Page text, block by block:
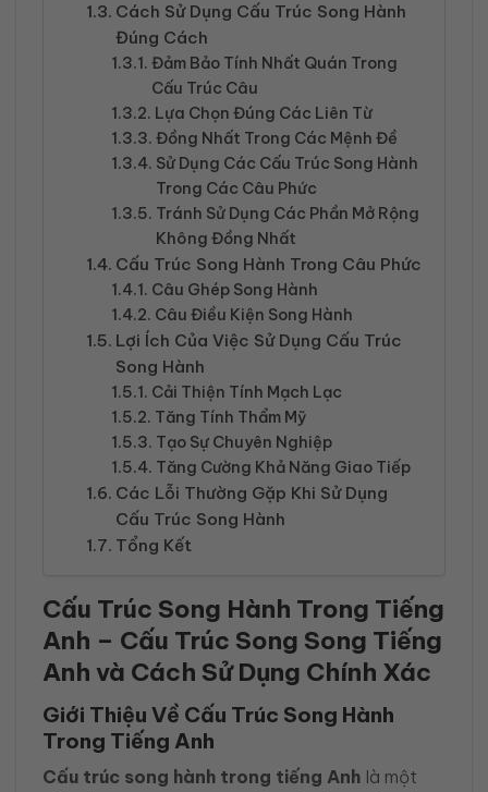
Cách Sử Dụng Cấu Trúc Song Hành
Đúng Cách
Đảm Bảo Tính Nhất Quán Trong
Cấu Trúc Câu
Lựa Chọn Đúng Các Liên Từ
Đồng Nhất Trong Các Mệnh Đề
Sử Dụng Các Cấu Trúc Song Hành
Trong Các Câu Phức
Tránh Sử Dụng Các Phần Mở Rộng
Không Đồng Nhất
Cấu Trúc Song Hành Trong Câu Phức
Câu Ghép Song Hành
Câu Điều Kiện Song Hành
Lợi Ích Của Việc Sử Dụng Cấu Trúc
Song Hành
Cải Thiện Tính Mạch Lạc
Tăng Tính Thẩm Mỹ
Tạo Sự Chuyên Nghiệp
Tăng Cường Khả Năng Giao Tiếp
Các Lỗi Thường Gặp Khi Sử Dụng
Cấu Trúc Song Hành
Tổng Kết
Cấu Trúc Song Hành Trong Tiếng
Anh – Cấu Trúc Song Song Tiếng
Anh và Cách Sử Dụng Chính Xác
Giới Thiệu Về Cấu Trúc Song Hành
Trong Tiếng Anh
Cấu trúc song hành trong tiếng Anh là một